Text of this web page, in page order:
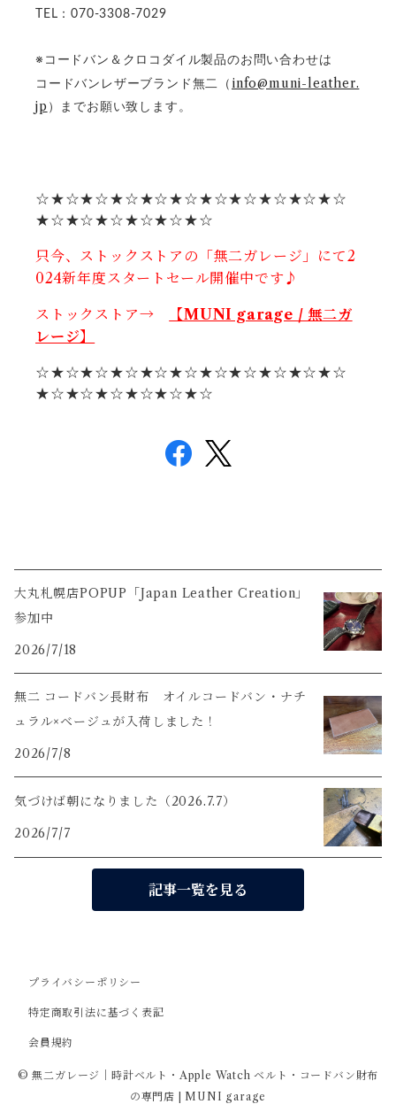
TEL：070-3308-7029
※コードバン＆クロコダイル製品のお問い合わせは
コードバンレザーブランド無二（ info@muni-leather.
jp ）までお願い致します。
☆★☆★☆★☆★☆★☆★☆★☆★☆★☆★☆
★☆★☆★☆★☆★☆★☆
只今、ストックストアの「無二ガレージ」にて2
024新年度スタートセール開催中です♪
ストックストア→
【MUNI garage / 無二ガ
レージ】
☆★☆★☆★☆★☆★☆★☆★☆★☆★☆★☆
★☆★☆★☆★☆★☆★☆
大丸札幌店POPUP「Japan Leather Creation」
参加中
2026/7/18
無二 コードバン長財布 オイルコードバン・ナチ
ュラル×ベージュが入荷しました！
2026/7/8
気づけば朝になりました（2026.7.7）
2026/7/7
記事一覧を見る
プライバシーポリシー
特定商取引法に基づく表記
会員規約
© 無二ガレージ｜時計ベルト・Apple Watch ベルト・コードバン財布
の専門店 | MUNI garage